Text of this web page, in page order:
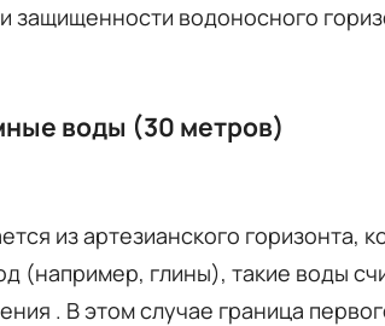
защищенности водоносного
воды (30 метров)
из артезианского
(например, глины), такие воды
. В этом случае граница